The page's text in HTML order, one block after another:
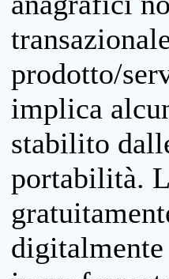
prodotto/
implica
stabilito
portabilità.